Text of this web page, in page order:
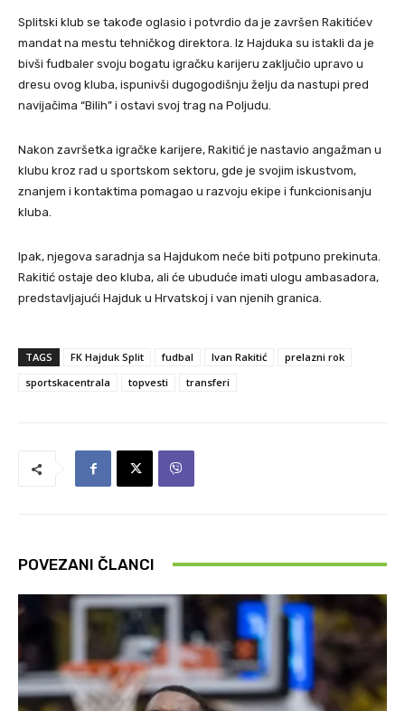
Splitski klub se takođe oglasio i potvrdio da je završen Rakitićev
mandat na mestu tehničkog direktora. Iz Hajduka su istakli da je
bivši fudbaler svoju bogatu igračku karijeru zaključio upravo u
dresu ovog kluba, ispunivši dugogodišnju želju da nastupi pred
navijačima “Bilih” i ostavi svoj trag na Poljudu.
Nakon završetka igračke karijere, Rakitić je nastavio angažman u
klubu kroz rad u sportskom sektoru, gde je svojim iskustvom,
znanjem i kontaktima pomagao u razvoju ekipe i funkcionisanju
kluba.
Ipak, njegova saradnja sa Hajdukom neće biti potpuno prekinuta.
Rakitić ostaje deo kluba, ali će ubuduće imati ulogu ambasadora,
predstavljajući Hajduk u Hrvatskoj i van njenih granica.
TAGS FK Hajduk Split fudbal Ivan Rakitić
prelazni rok
sportskacentrala
topvesti transferi
POVEZANI ČLANCI